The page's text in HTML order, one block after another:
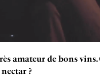
amateur de bons
?